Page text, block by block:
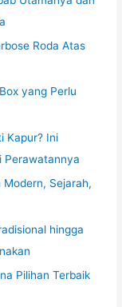
Roda Atas
yang Perlu
Kapur? Ini
Perawatannya
Modern, Sejarah,
hingga
Pilihan Terbaik